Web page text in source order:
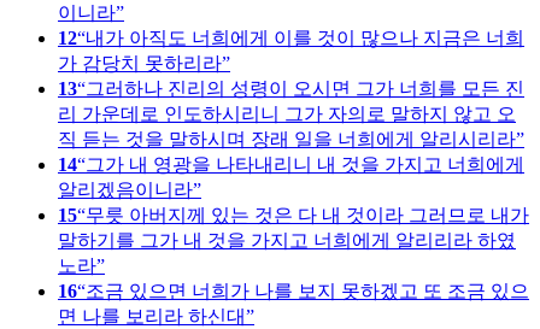
이니라
12 내가 아직도 너희에게 이를 것이 많으나 지금은 너희
가 감당치 못하리라
13 그러하나 진리의 성령이 오시면 그가 너희를 모든 진
리 가운데로 인도하시리니 그가 자의로 말하지 않고 오
직 듣는 것을 말하시며 장래 일을 너희에게 알리시리라
14 그가 내 영광을 나타내리니 내 것을 가지고 너희에게
알리겠음이니라
15 무릇 아버지께 있는 것은 다 내 것이라 그러므로 내가
말하기를 그가 내 것을 가지고 너희에게 알리리라 하였
노라
16 조금 있으면 너희가 나를 보지 못하겠고 또 조금 있으
면 나를 보리라 하신대